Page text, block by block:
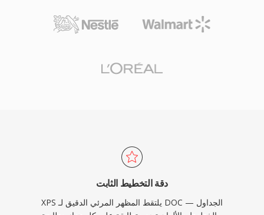
دقة التخطيط الثابت
XPS يلتقط المظهر المرئي الدقيق لـ DOC — الجداول